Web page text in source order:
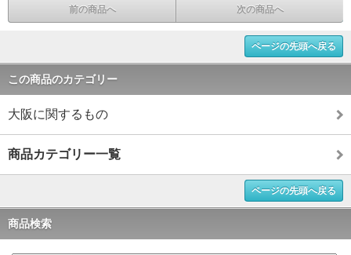
前の商品へ 次の商品へ
ページの先頭へ戻る
この商品のカテゴリー
大阪に関するもの
商品カテゴリー一覧
ページの先頭へ戻る
商品検索